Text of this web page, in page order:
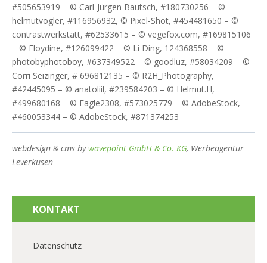
#505653919 – © Carl-Jürgen Bautsch, #180730256 – ©
helmutvogler, #116956932, © Pixel-Shot, #454481650 – ©
contrastwerkstatt, #62533615 – © vegefox.com, #169815106
– © Floydine, #126099422 – © Li Ding, 124368558 – ©
photobyphotoboy, #637349522 – © goodluz, #58034209 – ©
Corri Seizinger, # 696812135 – © R2H_Photography,
#42445095 – © anatoliil, #239584203 – © Helmut.H,
#499680168 – © Eagle2308, #573025779 – © AdobeStock,
#460053344 – © AdobeStock, #871374253
webdesign & cms bywavepoint GmbH & Co. KG, Werbeagentur
Leverkusen
KONTAKT
Datenschutz